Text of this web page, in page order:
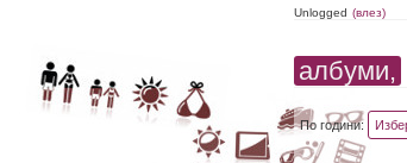
Unlogged (влез)
албуми,
По години: